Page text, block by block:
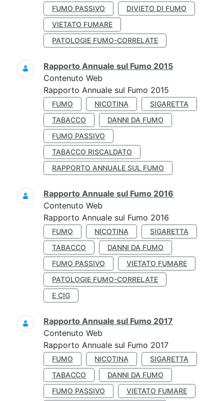
FUMO PASSIVO
DIVIETO DI FUMO
VIETATO FUMARE
PATOLOGIE FUMO-CORRELATE
Rapporto Annuale sul Fumo 2015
Contenuto Web
Rapporto Annuale sul Fumo 2015
FUMO NICOTINA
SIGARETTA
TABACCO
DANNI DA FUMO
FUMO PASSIVO
TABACCO RISCALDATO
RAPPORTO ANNUALE SUL FUMO
Rapporto Annuale sul Fumo 2016
Contenuto Web
Rapporto Annuale sul Fumo 2016
FUMO NICOTINA
SIGARETTA
TABACCO
DANNI DA FUMO
FUMO PASSIVO
VIETATO FUMARE
PATOLOGIE FUMO-CORRELATE
E CIG
Rapporto Annuale sul Fumo 2017
Contenuto Web
Rapporto Annuale sul Fumo 2017
FUMO NICOTINA
SIGARETTA
TABACCO
DANNI DA FUMO
FUMO PASSIVO
VIETATO FUMARE